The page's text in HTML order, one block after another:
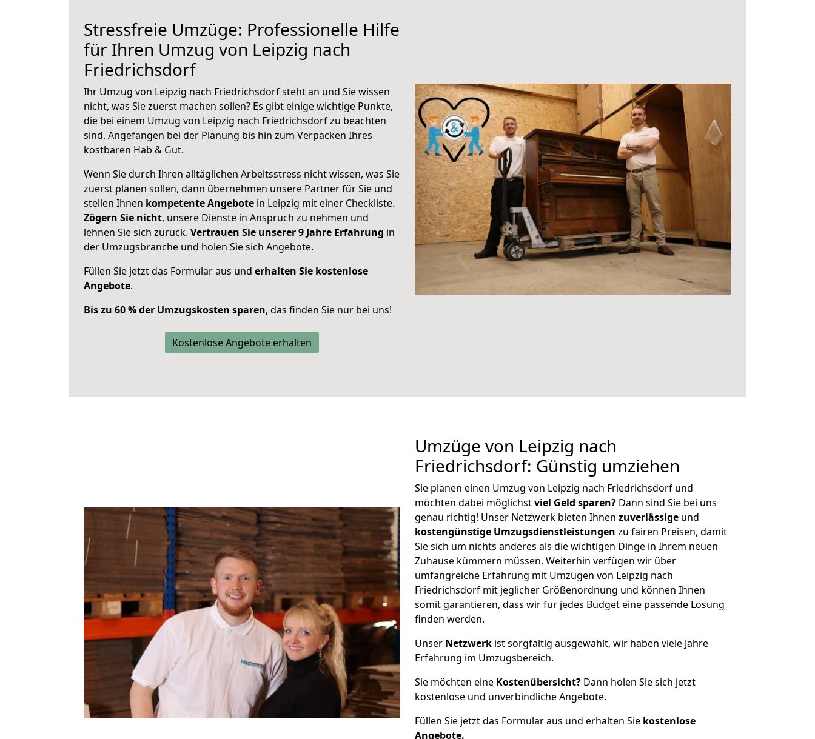
Stressfreie Umzüge: Professionelle Hilfe
für Ihren Umzug von Leipzig nach
Friedrichsdorf
Ihr Umzug von Leipzig nach Friedrichsdorf steht an und Sie wissen
nicht, was Sie zuerst machen sollen? Es gibt einige wichtige Punkte,
die bei einem Umzug von Leipzig nach Friedrichsdorf zu beachten
sind. Angefangen bei der Planung bis hin zum Verpacken Ihres
kostbaren Hab & Gut.
Wenn Sie durch Ihren alltäglichen Arbeitsstress nicht wissen, was Sie
zuerst planen sollen, dann übernehmen unsere Partner für Sie und
stellen Ihnen kompetente Angebote in Leipzig mit einer Checkliste.
Zögern Sie nicht, unsere Dienste in Anspruch zu nehmen und
lehnen Sie sich zurück. Vertrauen Sie unserer 9 Jahre Erfahrung in
der Umzugsbranche und holen Sie sich Angebote.
Füllen Sie jetzt das Formular aus und erhalten Sie kostenlose
Angebote.
Bis zu 60 % der Umzugskosten sparen, das finden Sie nur bei uns!
Kostenlose Angebote erhalten
Umzüge von Leipzig nach
Friedrichsdorf: Günstig umziehen
Sie planen einen Umzug von Leipzig nach Friedrichsdorf und
möchten dabei möglichstviel Geld sparen? Dann sind Sie bei uns
genau richtig! Unser Netzwerk bieten Ihnen zuverlässige und
kostengünstige Umzugsdienstleistungen zu fairen Preisen, damit
Sie sich um nichts anderes als die wichtigen Dinge in Ihrem neuen
Zuhause kümmern müssen. Weiterhin verfügen wir über
umfangreiche Erfahrung mit Umzügen von Leipzig nach
Friedrichsdorf mit jeglicher Größenordnung und können Ihnen
somit garantieren, dass wir für jedes Budget eine passende Lösung
finden werden.
Unser Netzwerk ist sorgfältig ausgewählt, wir haben viele Jahre
Erfahrung im Umzugsbereich.
Sie möchten eine Kostenübersicht? Dann holen Sie sich jetzt
kostenlose und unverbindliche Angebote.
Füllen Sie jetzt das Formular aus und erhalten Sie kostenlose
Angebote.